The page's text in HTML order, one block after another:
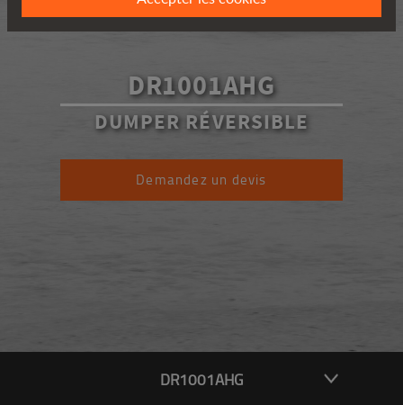
DR1001AHG
DUMPER RÉVERSIBLE
Demandez un devis
DR1001AHG